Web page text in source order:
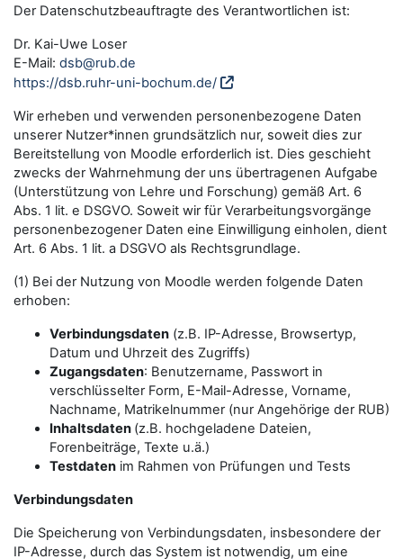
Der Datenschutzbeauftragte des Verantwortlichen ist:
Dr. Kai-Uwe Loser
E-Mail: dsb@rub.de
https://dsb.ruhr-uni-bochum.de/
Wir erheben und verwenden personenbezogene Daten
unserer Nutzer*innen grundsätzlich nur, soweit dies zur
Bereitstellung von Moodle erforderlich ist. Dies geschieht
zwecks der Wahrnehmung der uns übertragenen Aufgabe
(Unterstützung von Lehre und Forschung) gemäß Art. 6
Abs. 1 lit. e DSGVO. Soweit wir für Verarbeitungsvorgänge
personenbezogener Daten eine Einwilligung einholen, dient
Art. 6 Abs. 1 lit. a DSGVO als Rechtsgrundlage.
(1) Bei der Nutzung von Moodle werden folgende Daten
erhoben:
Verbindungsdaten (z.B. IP-Adresse, Browsertyp,
Datum und Uhrzeit des Zugriffs)
Zugangsdaten: Benutzername, Passwort in
verschlüsselter Form, E-Mail-Adresse, Vorname,
Nachname, Matrikelnummer (nur Angehörige der RUB)
Inhaltsdaten (z.B. hochgeladene Dateien,
Forenbeiträge, Texte u.ä.)
Testdaten im Rahmen von Prüfungen und Tests
Verbindungsdaten
Die Speicherung von Verbindungsdaten, insbesondere der
IP-Adresse, durch das System ist notwendig, um eine